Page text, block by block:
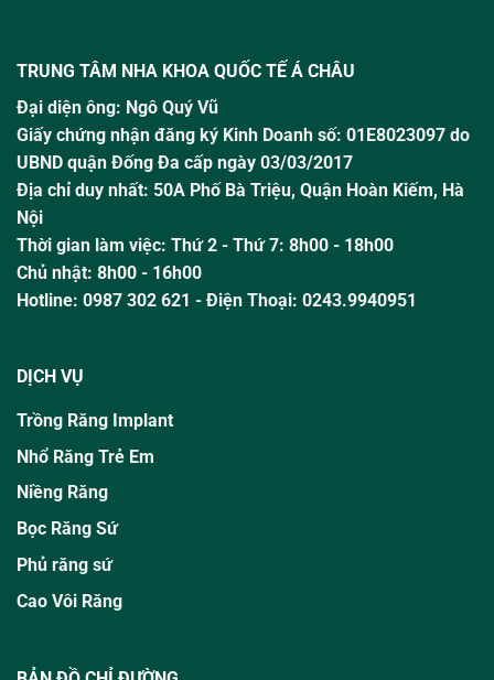
TRUNG TÂM NHA KHOA QUỐC TẾ Á CHÂU
Đại diện ông: Ngô Quý Vũ
Giấy chứng nhận đăng ký Kinh Doanh số: 01E8023097 do
UBND quận Đống Đa cấp ngày 03/03/2017
Địa chỉ duy nhất: 50A Phố Bà Triệu, Quận Hoàn Kiếm, Hà
Nội
Thời gian làm việc: Thứ 2 - Thứ 7: 8h00 - 18h00
Chủ nhật: 8h00 - 16h00
Hotline: 0987 302 621 - Điện Thoại: 0243.9940951
DỊCH VỤ
Trồng Răng Implant
Nhổ Răng Trẻ Em
Niềng Răng
Bọc Răng Sứ
Phủ răng sứ
Cao Vôi Răng